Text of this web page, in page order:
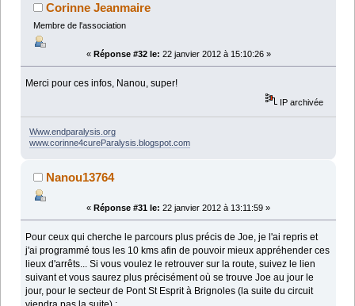
Corinne Jeanmaire
Membre de l'association
« Réponse #32 le: 22 janvier 2012 à 15:10:26 »
Merci pour ces infos, Nanou, super!
IP archivée
Www.endparalysis.org
www.corinne4cureParalysis.blogspot.com
Nanou13764
« Réponse #31 le: 22 janvier 2012 à 13:11:59 »
Pour ceux qui cherche le parcours plus précis de Joe, je l'ai repris et
j'ai programmé tous les 10 kms afin de pouvoir mieux appréhender ces
lieux d'arrêts... Si vous voulez le retrouver sur la route, suivez le lien
suivant et vous saurez plus précisément où se trouve Joe au jour le
jour, pour le secteur de Pont St Esprit à Brignoles (la suite du circuit